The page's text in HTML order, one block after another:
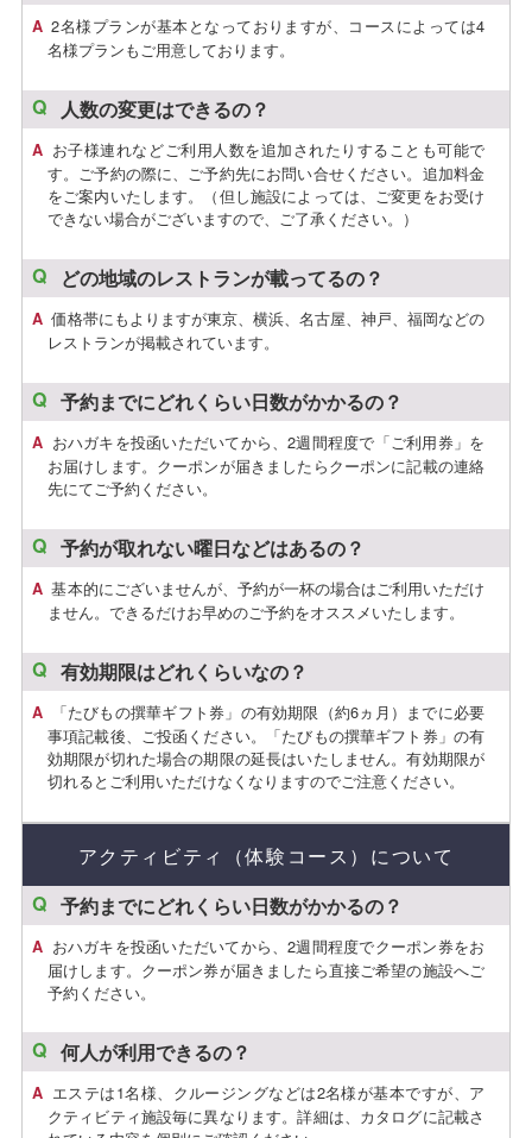
2名様プランが基本となっておりますが、コースによっては4
名様プランもご用意しております。
人数の変更はできるの？
お子様連れなどご利用人数を追加されたりすることも可能で
す。ご予約の際に、ご予約先にお問い合せください。追加料金
をご案内いたします。（但し施設によっては、ご変更をお受け
できない場合がございますので、ご了承ください。）
どの地域のレストランが載ってるの？
価格帯にもよりますが東京、横浜、名古屋、神戸、福岡などの
レストランが掲載されています。
予約までにどれくらい日数がかかるの？
おハガキを投函いただいてから、2週間程度で「ご利用券」を
お届けします。クーポンが届きましたらクーポンに記載の連絡
先にてご予約ください。
予約が取れない曜日などはあるの？
基本的にございませんが、予約が一杯の場合はご利用いただけ
ません。できるだけお早めのご予約をオススメいたします。
有効期限はどれくらいなの？
「たびもの撰華ギフト券」の有効期限（約6ヵ月）までに必要
事項記載後、ご投函ください。「たびもの撰華ギフト券」の有
効期限が切れた場合の期限の延長はいたしません。有効期限が
切れるとご利用いただけなくなりますのでご注意ください。
アクティビティ（体験コース）について
予約までにどれくらい日数がかかるの？
おハガキを投函いただいてから、2週間程度でクーポン券をお
届けします。クーポン券が届きましたら直接ご希望の施設へご
予約ください。
何人が利用できるの？
エステは1名様、クルージングなどは2名様が基本ですが、ア
クティビティ施設毎に異なります。詳細は、カタログに記載さ